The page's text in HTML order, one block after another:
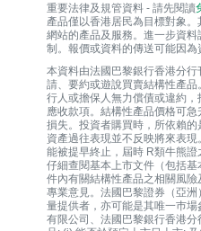
重要法律及規管資料 - 請先閱讀
產品僅以香港居民為目標對象
網站的產品及服務。進一步資
制。報價或資料的傳送可能因為
本資料由法國巴黎銀行香港分
請、要約或遊說買賣結構性產
行人或擔保人無力償債或違約
應收款項。結構性產品價格可
損失。投資者購買時，所依賴
資產過往表現並不反映將來表
能被提早終止，屆時 R類牛熊
仔細查閱基本上市文件（包括
件內有關結構性產品之相關風
專業意見。法國巴黎證券（亞
量提供者，亦可能是其唯一巿場
有限公司、法國巴黎銀行香港